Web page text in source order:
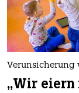
Verunsicherung
„Wir eiern